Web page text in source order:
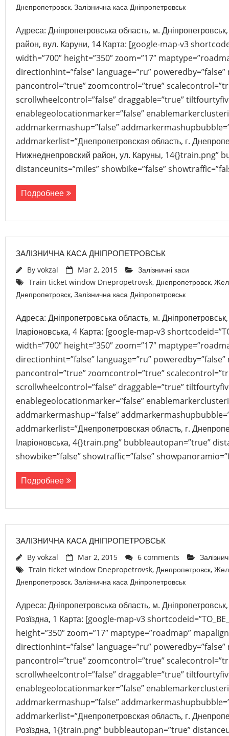
Днепропетровск, Залізнична каса Дніпропетровськ
Адреса: Дніпропетровська область, м.
район, вул. Каруни, 14 Карта: [google-map-v3
width=”700″ height=”350″ zoom=”17″
directionhint=”false” language=”ru”
pancontrol=”true” zoomcontrol=”true”
scrollwheelcontrol=”false” draggable=”true”
enablegeolocationmarker=”false”
addmarkermashup=”false”
addmarkerlist=”Днепропетровская область, г.
Нижнеднепровский район, ул. Каруны, 14{}train.png”
distanceunits=”miles” showbike=”false”
Подробнее
ЗАЛІЗНИЧНА КАСА ДНІПРОПЕТРОВСЬК
By vokzal Mar 2, 2015
Залізничні каси
Train ticket window Dnepropetrovsk, Днепропетровск,
Днепропетровск, Залізнична каса Дніпропетровськ
Адреса: Дніпропетровська область, м.
Іларіоновська, 4 Карта: [google-map-v3
width=”700″ height=”350″ zoom=”17″
directionhint=”false” language=”ru”
pancontrol=”true” zoomcontrol=”true”
scrollwheelcontrol=”false” draggable=”true”
enablegeolocationmarker=”false”
addmarkermashup=”false”
addmarkerlist=”Днепропетровская область, г.
Іларіоновська, 4{}train.png” bubbleautopan=”true”
showbike=”false” showtraffic=”false”
Подробнее
ЗАЛІЗНИЧНА КАСА ДНІПРОПЕТРОВСЬК
By vokzal Mar 2, 2015 6 comments
Train ticket window Dnepropetrovsk, Днепропетровск,
Днепропетровск, Залізнична каса Дніпропетровськ
Адреса: Дніпропетровська область, м.
Розїздна, 1 Карта: [google-map-v3
height=”350″ zoom=”17″ maptype=”roadmap”
directionhint=”false” language=”ru”
pancontrol=”true” zoomcontrol=”true”
scrollwheelcontrol=”false” draggable=”true”
enablegeolocationmarker=”false”
addmarkermashup=”false”
addmarkerlist=”Днепропетровская область, г.
Розїздна, 1{}train.png” bubbleautopan=”true”